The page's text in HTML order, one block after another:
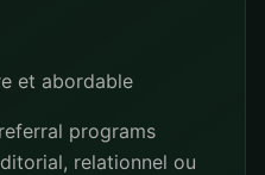
et abordable
programs
relationnel ou